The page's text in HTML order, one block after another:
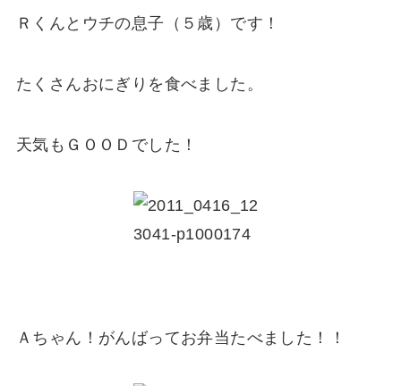
Ｒくんとウチの息子（５歳）です！
たくさんおにぎりを食べました。
天気もＧＯＯＤでした！
Ａちゃん！がんばってお弁当たべました！！